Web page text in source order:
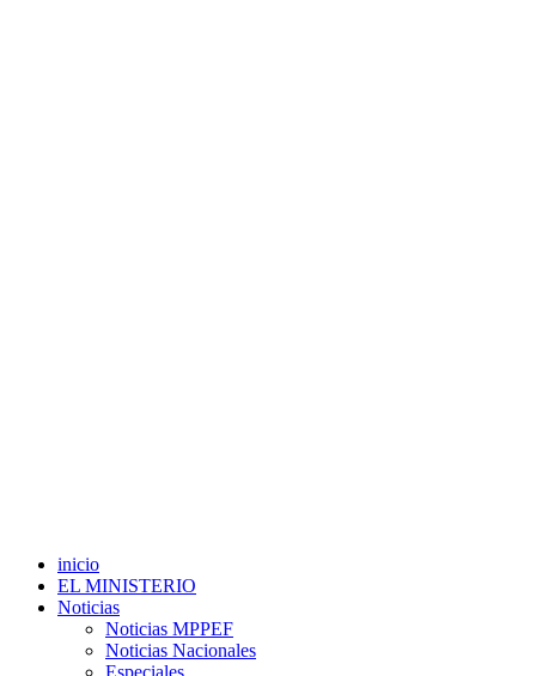
inicio
EL MINISTERIO
Noticias
Noticias MPPEF
Noticias Nacionales
Especiales